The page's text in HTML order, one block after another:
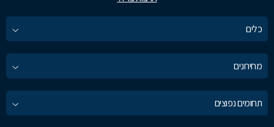
כלים
מחירונים
תחומים נפוצים